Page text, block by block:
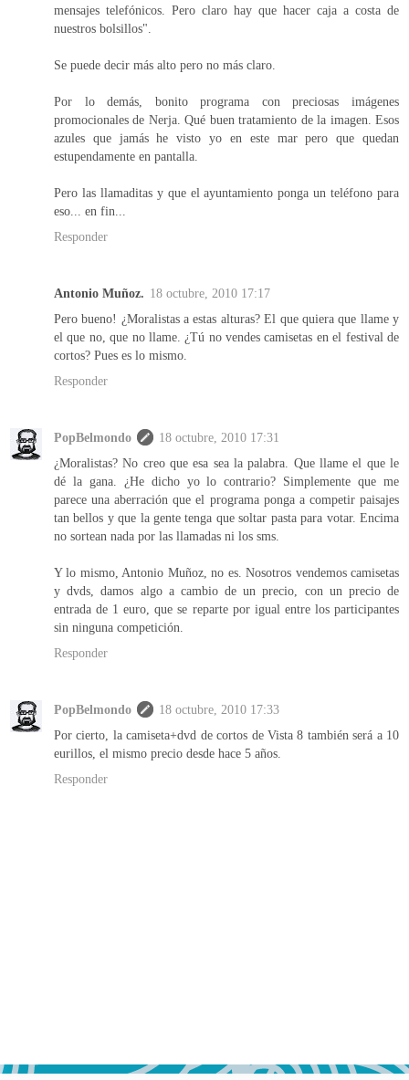
mensajes telefónicos. Pero claro hay que hacer caja a costa de
nuestros bolsillos".
Se puede decir más alto pero no más claro.
Por lo demás, bonito programa con preciosas imágenes
promocionales de Nerja. Qué buen tratamiento de la imagen. Esos
azules que jamás he visto yo en este mar pero que quedan
estupendamente en pantalla.
Pero las llamaditas y que el ayuntamiento ponga un teléfono para
eso... en fin...
Responder
Antonio Muñoz. 18 octubre, 2010 17:17
Pero bueno! ¿Moralistas a estas alturas? El que quiera que llame y
el que no, que no llame. ¿Tú no vendes camisetas en el festival de
cortos? Pues es lo mismo.
Responder
PopBelmondo
18 octubre, 2010 17:31
¿Moralistas? No creo que esa sea la palabra. Que llame el que le
dé la gana. ¿He dicho yo lo contrario? Simplemente que me
parece una aberración que el programa ponga a competir paisajes
tan bellos y que la gente tenga que soltar pasta para votar. Encima
no sortean nada por las llamadas ni los sms.
Y lo mismo, Antonio Muñoz, no es. Nosotros vendemos camisetas
y dvds, damos algo a cambio de un precio, con un precio de
entrada de 1 euro, que se reparte por igual entre los participantes
sin ninguna competición.
Responder
PopBelmondo
18 octubre, 2010 17:33
Por cierto, la camiseta+dvd de cortos de Vista 8 también será a 10
eurillos, el mismo precio desde hace 5 años.
Responder